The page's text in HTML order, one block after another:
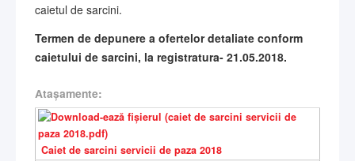
caietul de sarcini.
Termen de depunere a ofertelor detaliate conform
caietului de sarcini, la registratura- 21.05.2018.
Ataşamente:
Caiet de sarcini servicii de paza 2018